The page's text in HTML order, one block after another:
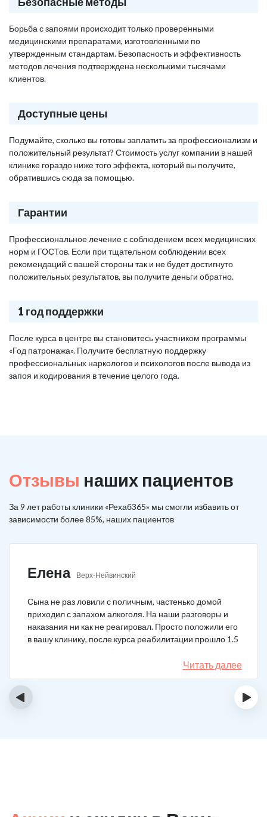
Борьба с запоями происходит только проверенными
медицинскими препаратами, изготовленными по
утвержденным стандартам. Безопасность и эффективность
методов лечения подтверждена несколькими тысячами
клиентов.
Доступные цены
Подумайте, сколько вы готовы заплатить за профессионализм и
положительный результат? Стоимость услуг компании в нашей
клинике гораздо ниже того эффекта, который вы получите,
обратившись сюда за помощью.
Гарантии
Профессиональное лечение с соблюдением всех медицинских
норм и ГОСТов. Если при тщательном соблюдении всех
рекомендаций с вашей стороны так и не будет достигнуто
положительных результатов, вы получите деньги обратно.
1 год поддержки
После курса в центре вы становитесь участником программы
«Год патронажа». Получите бесплатную поддержку
профессиональных наркологов и психологов после вывода из
запоя и кодирования в течение целого года.
Отзывы наших пациентов
За 9 лет работы клиники «Рехаб365» мы смогли избавить от
зависимости более 85%, наших пациентов
Елена Верх-Нейвинский
Сына не раз ловили с поличным, частенько домой
приходил с запахом алкоголя. На наши разговоры и
наказания ни как не реагировал. Просто положили его
в вашу клинику, после курса реабилитации прошло 1.5
Читать далее
‹ ›